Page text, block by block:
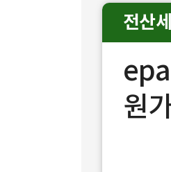
원
전산